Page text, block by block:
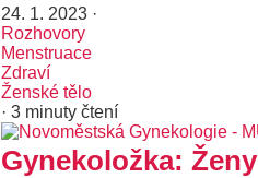
24. 1. 2023 ·
Rozhovory
Menstruace
Zdraví
Ženské tělo
· 3 minuty čtení
Gynekoložka: